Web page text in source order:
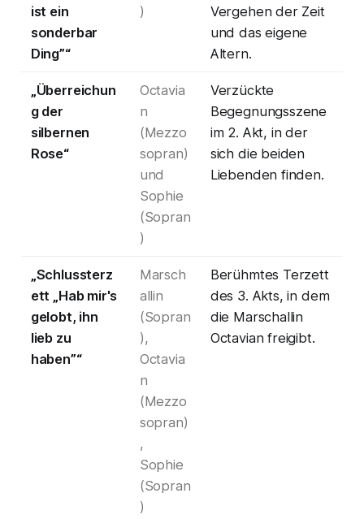
ist ein
sonderbar
Ding”“
)
Vergehen der Zeit
und das eigene
Altern.
„Überreichun
g der
silbernen
Rose“
Octavia
n
(Mezzo
sopran)
und
Sophie
(Sopran
)
Verzückte
Begegnungsszene
im 2. Akt, in der
sich die beiden
Liebenden finden.
„Schlussterz
ett „Hab mir's
gelobt, ihn
lieb zu
haben”“
Marsch
allin
(Sopran
),
Octavia
n
(Mezzo
sopran)
,
Sophie
(Sopran
)
Berühmtes Terzett
des 3. Akts, in dem
die Marschallin
Octavian freigibt.